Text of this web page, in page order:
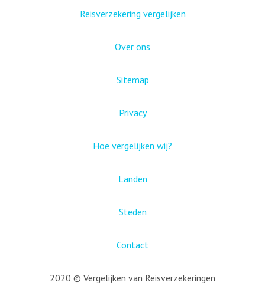
Reisverzekering vergelijken
Over ons
Sitemap
Privacy
Hoe vergelijken wij?
Landen
Steden
Contact
2020 © Vergelijken van Reisverzekeringen